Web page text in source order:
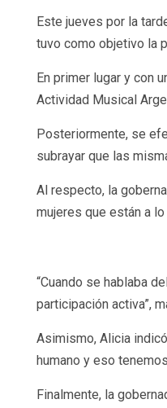
Este jueves por la
tuvo como objetivo la
En primer lugar y con
Actividad Musical
Posteriormente, se
subrayar que las
Al respecto, la
mujeres que están a
“Cuando se hablaba
participación activa”,
Asimismo, Alicia
humano y eso
Finalmente, la